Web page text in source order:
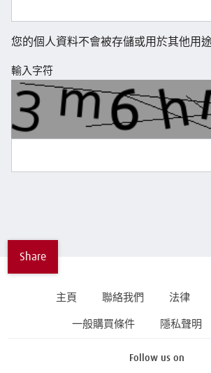
您的個人資料不會被存儲或用於其他用途
輸入字符
Share
主頁 聯絡我們 法律
一般購買條件 隱私聲明
Follow us on